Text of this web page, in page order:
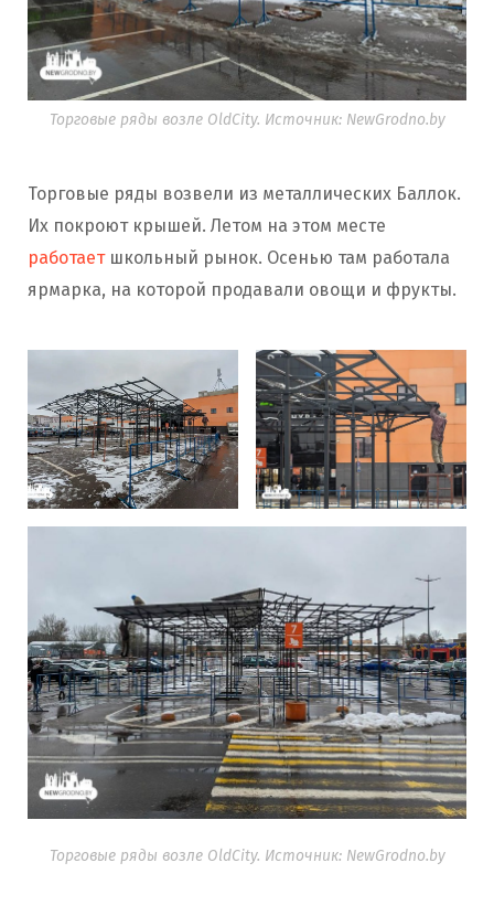
Торговые ряды возле OldCity. Источник: NewGrodno.by
Торговые ряды возвели из металлических Баллок.
Их покроют крышей. Летом на этом месте
работаетшкольный рынок. Осенью там работала
ярмарка, на которой продавали овощи и фрукты.
Торговые ряды возле OldCity. Источник: NewGrodno.by